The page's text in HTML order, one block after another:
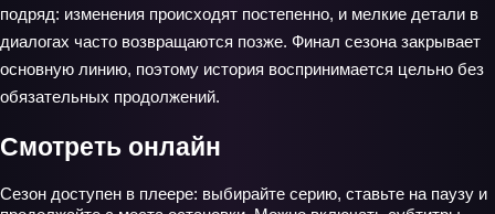
подряд: изменения происходят постепенно, и мелкие детали в
диалогах часто возвращаются позже. Финал сезона закрывает
основную линию, поэтому история воспринимается цельно без
обязательных продолжений.
Смотреть онлайн
Сезон доступен в плеере: выбирайте серию, ставьте на паузу и